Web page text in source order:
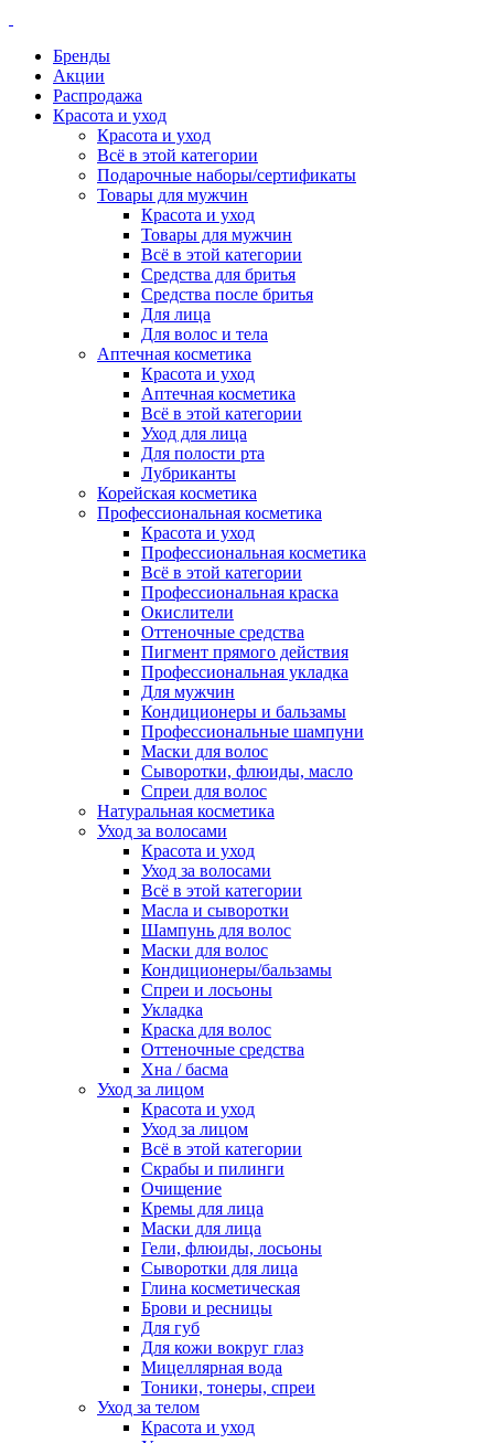
Бренды
Акции
Распродажа
Красота и уход
Красота и уход
Всё в этой категории
Подарочные наборы/сертификаты
Товары для мужчин
Красота и уход
Товары для мужчин
Всё в этой категории
Средства для бритья
Средства после бритья
Для лица
Для волос и тела
Аптечная косметика
Красота и уход
Аптечная косметика
Всё в этой категории
Уход для лица
Для полости рта
Лубриканты
Корейская косметика
Профессиональная косметика
Красота и уход
Профессиональная косметика
Всё в этой категории
Профессиональная краска
Окислители
Оттеночные средства
Пигмент прямого действия
Профессиональная укладка
Для мужчин
Кондиционеры и бальзамы
Профессиональные шампуни
Маски для волос
Сыворотки, флюиды, масло
Спреи для волос
Натуральная косметика
Уход за волосами
Красота и уход
Уход за волосами
Всё в этой категории
Масла и сыворотки
Шампунь для волос
Маски для волос
Кондиционеры/бальзамы
Спреи и лосьоны
Укладка
Краска для волос
Оттеночные средства
Хна / басма
Уход за лицом
Красота и уход
Уход за лицом
Всё в этой категории
Скрабы и пилинги
Очищение
Кремы для лица
Маски для лица
Гели, флюиды, лосьоны
Сыворотки для лица
Глина косметическая
Брови и ресницы
Для губ
Для кожи вокруг глаз
Мицеллярная вода
Тоники, тонеры, спреи
Уход за телом
Красота и уход